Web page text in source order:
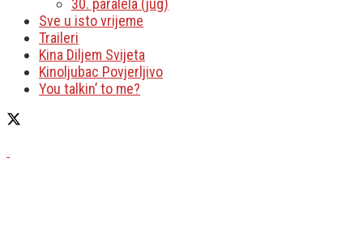
Sve u isto vrijeme
Traileri
Kina Diljem Svijeta
Kinoljubac Povjerljivo
You talkin’ to me?